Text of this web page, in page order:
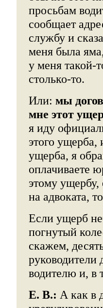
просьбам
сообщает
службу и
меня была
у меня такой-
столько-то.
Или: мы
мне этот
я иду
этого ущерба,
ущерба, я
оплачиваете
этому
на адвоката,
Если ущерб
погнутый
скажем,
водителю и, в
Е. В.: А как в